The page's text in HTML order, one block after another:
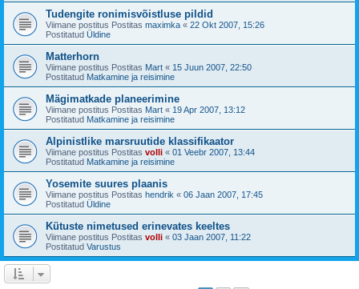
Tudengite ronimisvõistluse pildid
Viimane postitus Postitas maximka « 22 Okt 2007, 15:26
Postitatud Üldine
Matterhorn
Viimane postitus Postitas Mart « 15 Juun 2007, 22:50
Postitatud Matkamine ja reisimine
Mägimatkade planeerimine
Viimane postitus Postitas Mart « 19 Apr 2007, 13:12
Postitatud Matkamine ja reisimine
Alpinistlike marsruutide klassifikaator
Viimane postitus Postitas volli « 01 Veebr 2007, 13:44
Postitatud Matkamine ja reisimine
Yosemite suures plaanis
Viimane postitus Postitas hendrik « 06 Jaan 2007, 17:45
Postitatud Üldine
Kütuste nimetused erinevates keeltes
Viimane postitus Postitas volli « 03 Jaan 2007, 11:22
Postitatud Varustus